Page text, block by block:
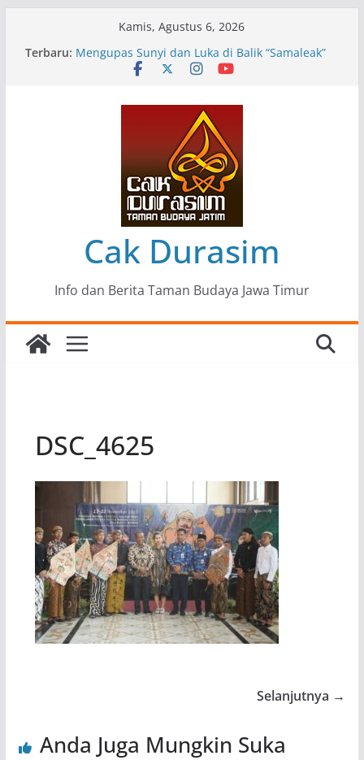
Kamis, Agustus 6, 2026
Terbaru: Pameran Lukisan Komunitas Patria Seni Rupa
Kota Blitar : Ketika “Bergerak” Menjadi Mantra
Mengupas Sunyi dan Luka di Balik “Samaleak”
Menjaga Marwah Seni dan Budaya: Catatan
Kunjungan Kerja Ir. Bambang Haryo Soekartono
(BHS) Anggota DPR RI ke Taman Budaya Jawa
Pameran Tunggal 35 Karya Agus Koecink
“Tumbang Tambang”, Ungkapan Kritis Tentang
Derita Pekerja Pertambangan
Cak Durasim
Info dan Berita Taman Budaya Jawa Timur
DSC_4625
Selanjutnya →
Anda Juga Mungkin Suka